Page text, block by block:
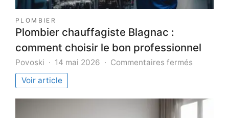
PLOMBIER
Plombier chauffagiste Blagnac :
comment choisir le bon professionnel
Povoski 14 mai 2026 Commentaires fermés
Voir article